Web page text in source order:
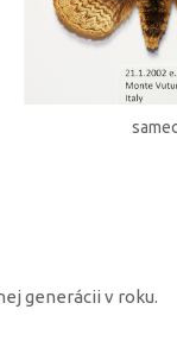
generácii v roku.